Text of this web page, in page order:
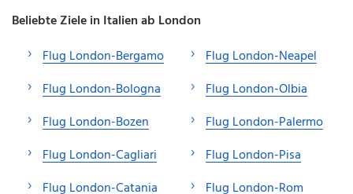
Beliebte Ziele in Italien ab London
Flug London-Bergamo
Flug London-Bologna
Flug London-Bozen
Flug London-Cagliari
Flug London-Catania
Flug London-Neapel
Flug London-Olbia
Flug London-Palermo
Flug London-Pisa
Flug London-Rom